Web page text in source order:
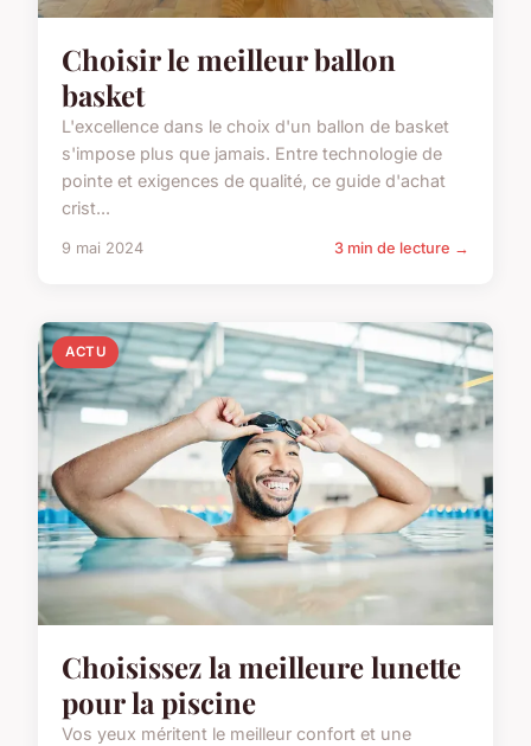
Choisir le meilleur ballon
basket
L'excellence dans le choix d'un ballon de basket
s'impose plus que jamais. Entre technologie de
pointe et exigences de qualité, ce guide d'achat
crist...
9 mai 2024 3 min de lecture →
ACTU
Choisissez la meilleure lunette
pour la piscine
Vos yeux méritent le meilleur confort et une